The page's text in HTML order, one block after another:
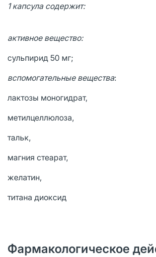
1 капсула содержит:
активное вещество:
сульпирид 50 мг;
вспомогательные вещества:
лактозы моногидрат,
метилцеллюлоза,
тальк,
магния стеарат,
желатин,
титана диоксид
Фармакологическое